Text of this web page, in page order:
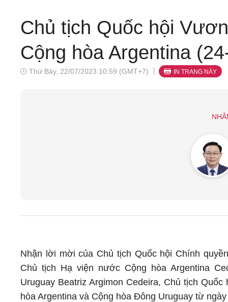
Chủ tịch Quốc hội
Cộng hòa Argentina
Thứ Bảy, 22/07/2023 10:59 (GMT+7) IN TRANG NÀY
Nhận lời mời của Chủ tịch Quốc hội Chính
Chủ tịch Hạ viện nước Cộng hòa Argentina
Uruguay Beatriz Argimon Cedeira, Chủ tịch
hòa Argentina và Cộng hòa Đông Uruguay từ